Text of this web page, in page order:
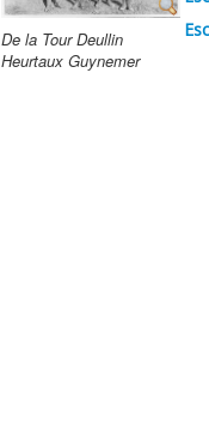
De la Tour Deullin
Heurtaux Guynemer